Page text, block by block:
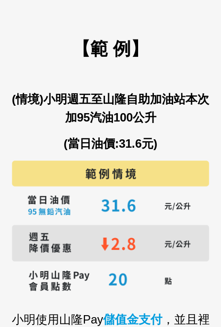
【範 例 】
(情境)小明週五至山隆自助加油站本次
加95汽油100公升
(當日油價:31.6元)
小明使用山隆Pay儲值金支付，並且裡